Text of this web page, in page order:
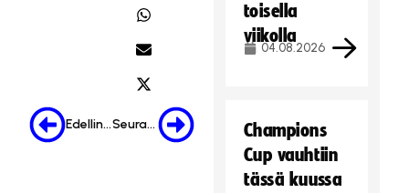
Edellinen Seuraava
toisella
viikolla
04.08.2026
Champions
Cup vauhtiin
tässä kuussa